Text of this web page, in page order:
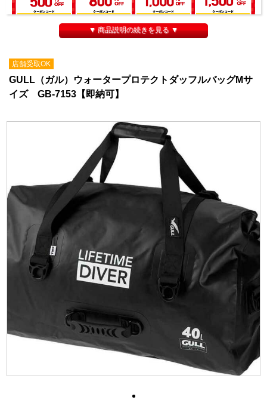
▼ 商品説明の続きを見る ▼
店舗受取OK
GULL（ガル）ウォータープロテクトダッフルバッグMサ
イズ GB-7153【即納可】